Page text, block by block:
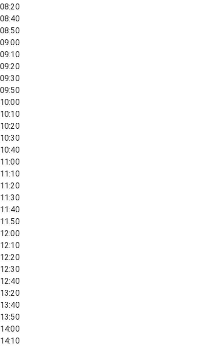
08:20
08:40
08:50
09:00
09:10
09:20
09:30
09:50
10:00
10:10
10:20
10:30
10:40
11:00
11:10
11:20
11:30
11:40
11:50
12:00
12:10
12:20
12:30
12:40
13:20
13:40
13:50
14:00
14:10